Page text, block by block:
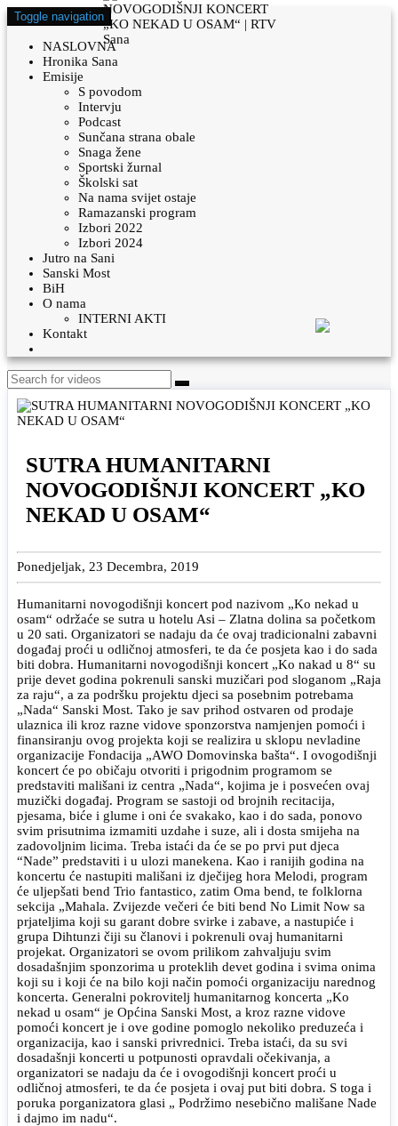
Toggle navigation
NASLOVNA
Hronika Sana
Emisije
S povodom
Intervju
Podcast
Sunčana strana obale
Snaga žene
Sportski žurnal
Školski sat
Na nama svijet ostaje
Ramazanski program
Izbori 2022
Izbori 2024
Jutro na Sani
Sanski Most
BiH
O nama
INTERNI AKTI
Kontakt
SUTRA HUMANITARNI
NOVOGODIŠNJI KONCERT „KO
NEKAD U OSAM“
Ponedjeljak, 23 Decembra, 2019
Humanitarni novogodišnji koncert pod nazivom „Ko nekad u
osam“ održaće se sutra u hotelu Asi – Zlatna dolina sa početkom
u 20 sati. Organizatori se nadaju da će ovaj tradicionalni zabavni
događaj proći u odličnoj atmosferi, te da će posjeta kao i do sada
biti dobra. Humanitarni novogodišnji koncert „Ko nakad u 8“ su
prije devet godina pokrenuli sanski muzičari pod sloganom „Raja
za raju“, a za podršku projektu djeci sa posebnim potrebama
„Nada“ Sanski Most. Tako je sav prihod ostvaren od prodaje
ulaznica ili kroz razne vidove sponzorstva namjenjen pomoći i
finansiranju ovog projekta koji se realizira u sklopu nevladine
organizacije Fondacija „AWO Domovinska bašta“. I ovogodišnji
koncert će po običaju otvoriti i prigodnim programom se
predstaviti mališani iz centra „Nada“, kojima je i posvećen ovaj
muzički događaj. Program se sastoji od brojnih recitacija,
pjesama, biće i glume i oni će svakako, kao i do sada, ponovo
svim prisutnima izmamiti uzdahe i suze, ali i dosta smijeha na
zadovoljnim licima. Treba istaći da će se po prvi put djeca
“Nade” predstaviti i u ulozi manekena. Kao i ranijih godina na
koncertu će nastupiti mališani iz dječijeg hora Melodi, program
će uljepšati bend Trio fantastico, zatim Oma bend, te folklorna
sekcija „Mahala. Zvijezde večeri će biti bend No Limit Now sa
prjateljima koji su garant dobre svirke i zabave, a nastupiće i
grupa Dihtunzi čiji su članovi i pokrenuli ovaj humanitarni
projekat. Organizatori se ovom prilikom zahvaljuju svim
dosadašnjim sponzorima u proteklih devet godina i svima onima
koji su i koji će na bilo koji način pomoći organizaciju narednog
koncerta. Generalni pokrovitelj humanitarnog koncerta „Ko
nekad u osam“ je Općina Sanski Most, a kroz razne vidove
pomoći koncert je i ove godine pomoglo nekoliko preduzeća i
organizacija, kao i sanski privrednici. Treba istaći, da su svi
dosadašnji koncerti u potpunosti opravdali očekivanja, a
organizatori se nadaju da će i ovogodišnji koncert proći u
odličnoj atmosferi, te da će posjeta i ovaj put biti dobra. S toga i
poruka porganizatora glasi „ Podržimo nesebično mališane Nade
i dajmo im nadu“.